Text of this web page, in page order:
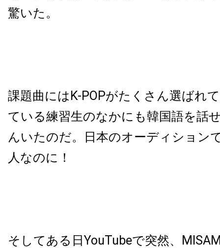
驚いた。
課題曲にはK-POPがたくさん選ばれ
ている練習生のなかにも韓国語を話
んいたのだ。日本のオーディション
人なのに！
そしてある日YouTubeで突然、